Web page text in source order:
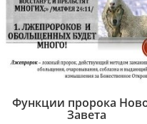
Функции пророка
Завета